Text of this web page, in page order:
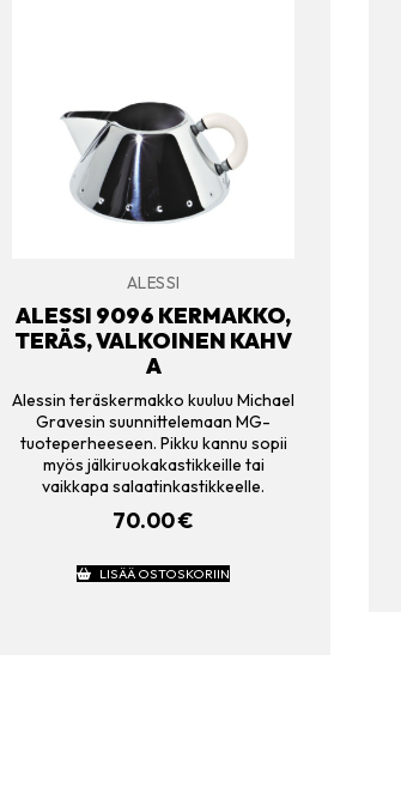
ALESSI
ALESSI 9096 KERMAKKO,
TERÄS, VALKOINEN KAHV
A
Alessin teräskermakko kuuluu Michael
Gravesin suunnittelemaan MG-
tuoteperheeseen. Pikku kannu sopii
myös jälkiruokakastikkeille tai
vaikkapa salaatinkastikkeelle.
70.00€
LISÄÄ OSTOSKORIIN